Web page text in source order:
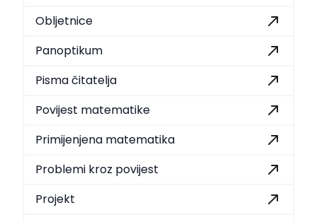
Obljetnice
Panoptikum
Pisma čitatelja
Povijest matematike
Primijenjena matematika
Problemi kroz povijest
Projekt